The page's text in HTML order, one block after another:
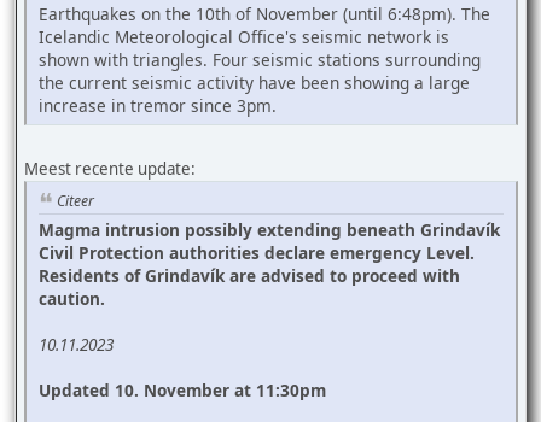
Earthquakes on the 10th of November (until 6:48pm). The
Icelandic Meteorological Office's seismic network is
shown with triangles. Four seismic stations surrounding
the current seismic activity have been showing a large
increase in tremor since 3pm.
Meest recente update:
Citeer
Magma intrusion possibly extending beneath Grindavík
Civil Protection authorities declare emergency Level.
Residents of Grindavík are advised to proceed with
caution.
10.11.2023
Updated 10. November at 11:30pm